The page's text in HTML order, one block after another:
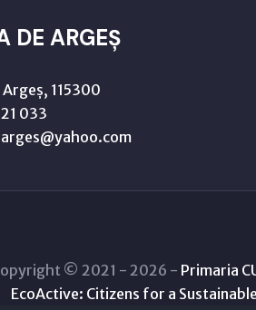
DE ARGEȘ
115300
033
© 2021 - 2026 - Primaria
EcoActive: Citizens for a